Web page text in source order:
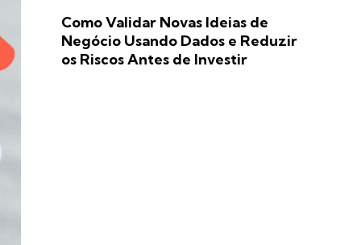
Como Validar Novas Ideias de
Negócio Usando Dados e Reduzir
os Riscos Antes de Investir